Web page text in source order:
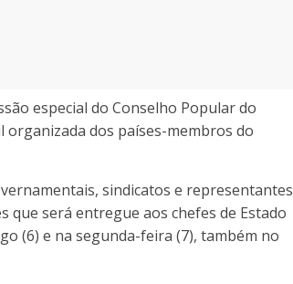
especial do Conselho Popular do
dos países-membros do
sindicatos e representantes
que será entregue aos chefes de Estado
(6) e na segunda-feira (7), também no